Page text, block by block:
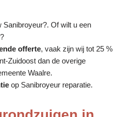
Sanibroyeur?. Of wilt u een
?
offerte, vaak zijn wij tot 25 %
Zuidoost dan de overige
Waalre.
op Sanibroyeur reparatie.